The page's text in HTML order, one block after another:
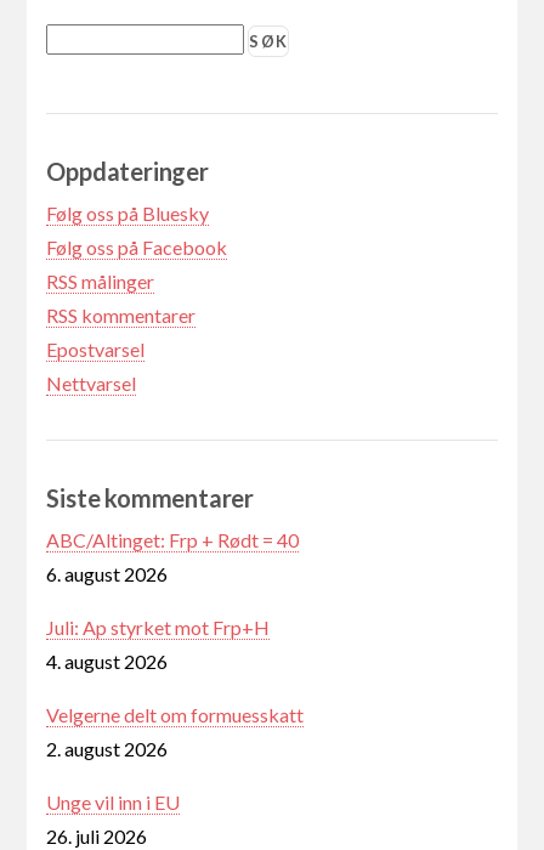
Oppdateringer
Følg oss på Bluesky
Følg oss på Facebook
RSS målinger
RSS kommentarer
Epostvarsel
Nettvarsel
Siste kommentarer
ABC/Altinget: Frp + Rødt = 40
6. august 2026
Juli: Ap styrket mot Frp+H
4. august 2026
Velgerne delt om formuesskatt
2. august 2026
Unge vil inn i EU
26. juli 2026